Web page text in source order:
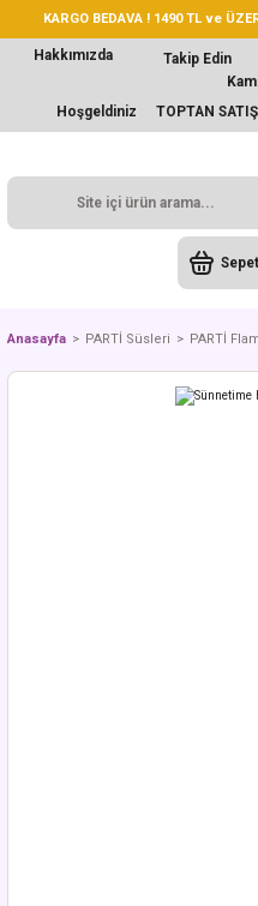
KARGO BEDAVA ! 1490 TL ve
Hakkımızda Takip Edin
Hoşgeldiniz
TOPTAN SATIŞ
Anasayfa PARTİ Süsleri PARTİ